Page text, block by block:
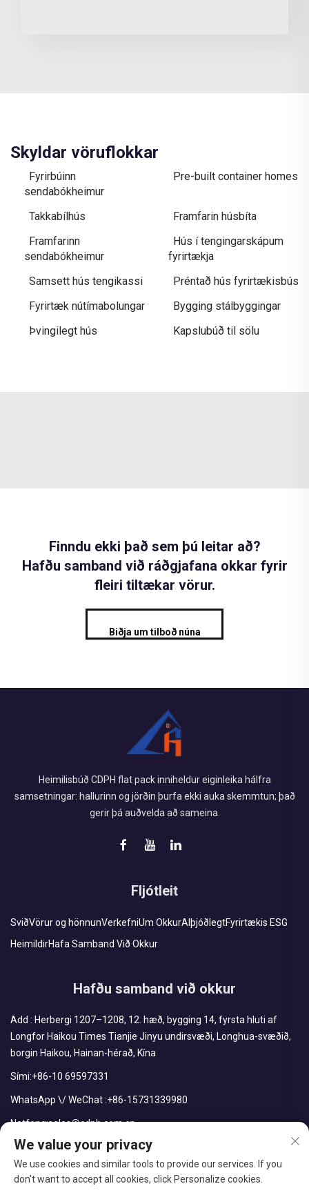
Skyldar vöruflokkar
Fyrirbúinn
sendabókheimur
Pre-built container homes
Takkabílhús
Framfarin húsbíta
Framfarinn
sendabókheimur
Hús í tengingarskápum
fyrirtækja
Samsett hús tengikassi
Préntað hús fyrirtækisbús
Fyrirtæk nútímabolungar
Bygging stálbyggingar
Þvingilegt hús
Kapslubúð til sölu
Finndu ekki það sem þú leitar að?
Hafðu samband við ráðgjafana okkar fyrir
fleiri tiltækar vörur.
Biðja um tilboð núna
Heimilisbúð CDPH flat pack inniheldur eiginleika hálfra
samsetningar: hallurinn og jörðin þurfa ekki auka skemmtun; það
gerir þá auðvelda að sameina.
Fljótleit
SviðVörur og hönnunVerkefniUm OkkurAlþjóðlegtFyrirtækis ESG
HeimildirHafa Samband Við Okkur
Hafðu samband við okkur
Add : Herbergi 1207–1208, 12. hæð, bygging 14, fyrsta hluti af
Longfor Haikou Times Tianjie Jinyu undirsvæði, Longhua-svæðið,
borgin Haikou, Hainan-hérað, Kína
Sími:+86-10 69597331
WhatsApp \/ WeChat :+86-15731339980
Netfang:sales@cdph.com.cn
We value your privacy
We use cookies and similar tools to provide our services. If you
don't want to accept all cookies, click Personalize cookies.